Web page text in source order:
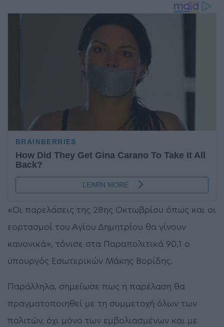
«Οι παρελάσεις της 28ης Οκτωβρίου όπως και οι
εορτασμοί του Αγίου Δημητρίου θα γίνουν
κανονικά», τόνισε στα Παραπολιτικά 90,1 ο
υπουργός Εσωτερικών Μάκης Βορίδης.
Παράλληλα, σημείωσε πως η παρέλαση θα
πραγματοποιηθεί με τη συμμετοχή όλων των
πολιτών, όχι μόνο των εμβολιασμένων και με